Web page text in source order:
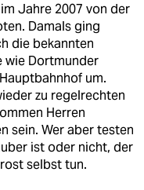
Jahre 2007 von der
Damals ging
die bekannten
wie Dortmunder
um.
zu regelrechten
Herren
sein. Wer aber testen
ist oder nicht, der
selbst tun.